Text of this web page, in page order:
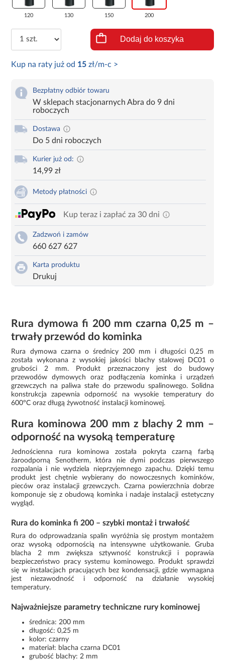
120 130 150 200
Dodaj do koszyka
Kup na raty już od 15 zł/m-c >
Bezpłatny odbiór towaru
W sklepach stacjonarnych Abra do 9 dni
roboczych
Dostawa
Do 5 dni roboczych
Kurier już od:
14,99 zł
Metody płatności
Kup teraz i zapłać za 30 dni
Zadzwoń i zamów
660 627 627
Karta produktu
Drukuj
Rura dymowa fi 200 mm czarna 0,25 m –
trwały przewód do kominka
Rura dymowa czarna o średnicy 200 mm i długości 0,25 m
została wykonana z wysokiej jakości blachy stalowej DC01 o
grubości 2 mm. Produkt przeznaczony jest do budowy
przewodów dymowych oraz podłączenia kominka i urządzeń
grzewczych na paliwa stałe do przewodu spalinowego. Solidna
konstrukcja zapewnia odporność na wysokie temperatury do
600°C oraz długą żywotność instalacji kominowej.
Rura kominowa 200 mm z blachy 2 mm –
odporność na wysoką temperaturę
Jednościenna rura kominowa została pokryta czarną farbą
żaroodporną Senotherm, która nie dymi podczas pierwszego
rozpalania i nie wydziela nieprzyjemnego zapachu. Dzięki temu
produkt jest chętnie wybierany do nowoczesnych kominków,
pieców oraz instalacji grzewczych. Czarna powierzchnia dobrze
komponuje się z obudową kominka i nadaje instalacji estetyczny
wygląd.
Rura do kominka fi 200 – szybki montaż i trwałość
Rura do odprowadzania spalin wyróżnia się prostym montażem
oraz wysoką odpornością na intensywne użytkowanie. Gruba
blacha 2 mm zwiększa sztywność konstrukcji i poprawia
bezpieczeństwo pracy systemu kominowego. Produkt sprawdzi
się w instalacjach pracujących bez kondensacji, gdzie wymagana
jest niezawodność i odporność na działanie wysokiej
temperatury.
Najważniejsze parametry techniczne rury kominowej
średnica: 200 mm
długość: 0,25 m
kolor: czarny
materiał: blacha czarna DC01
grubość blachy: 2 mm